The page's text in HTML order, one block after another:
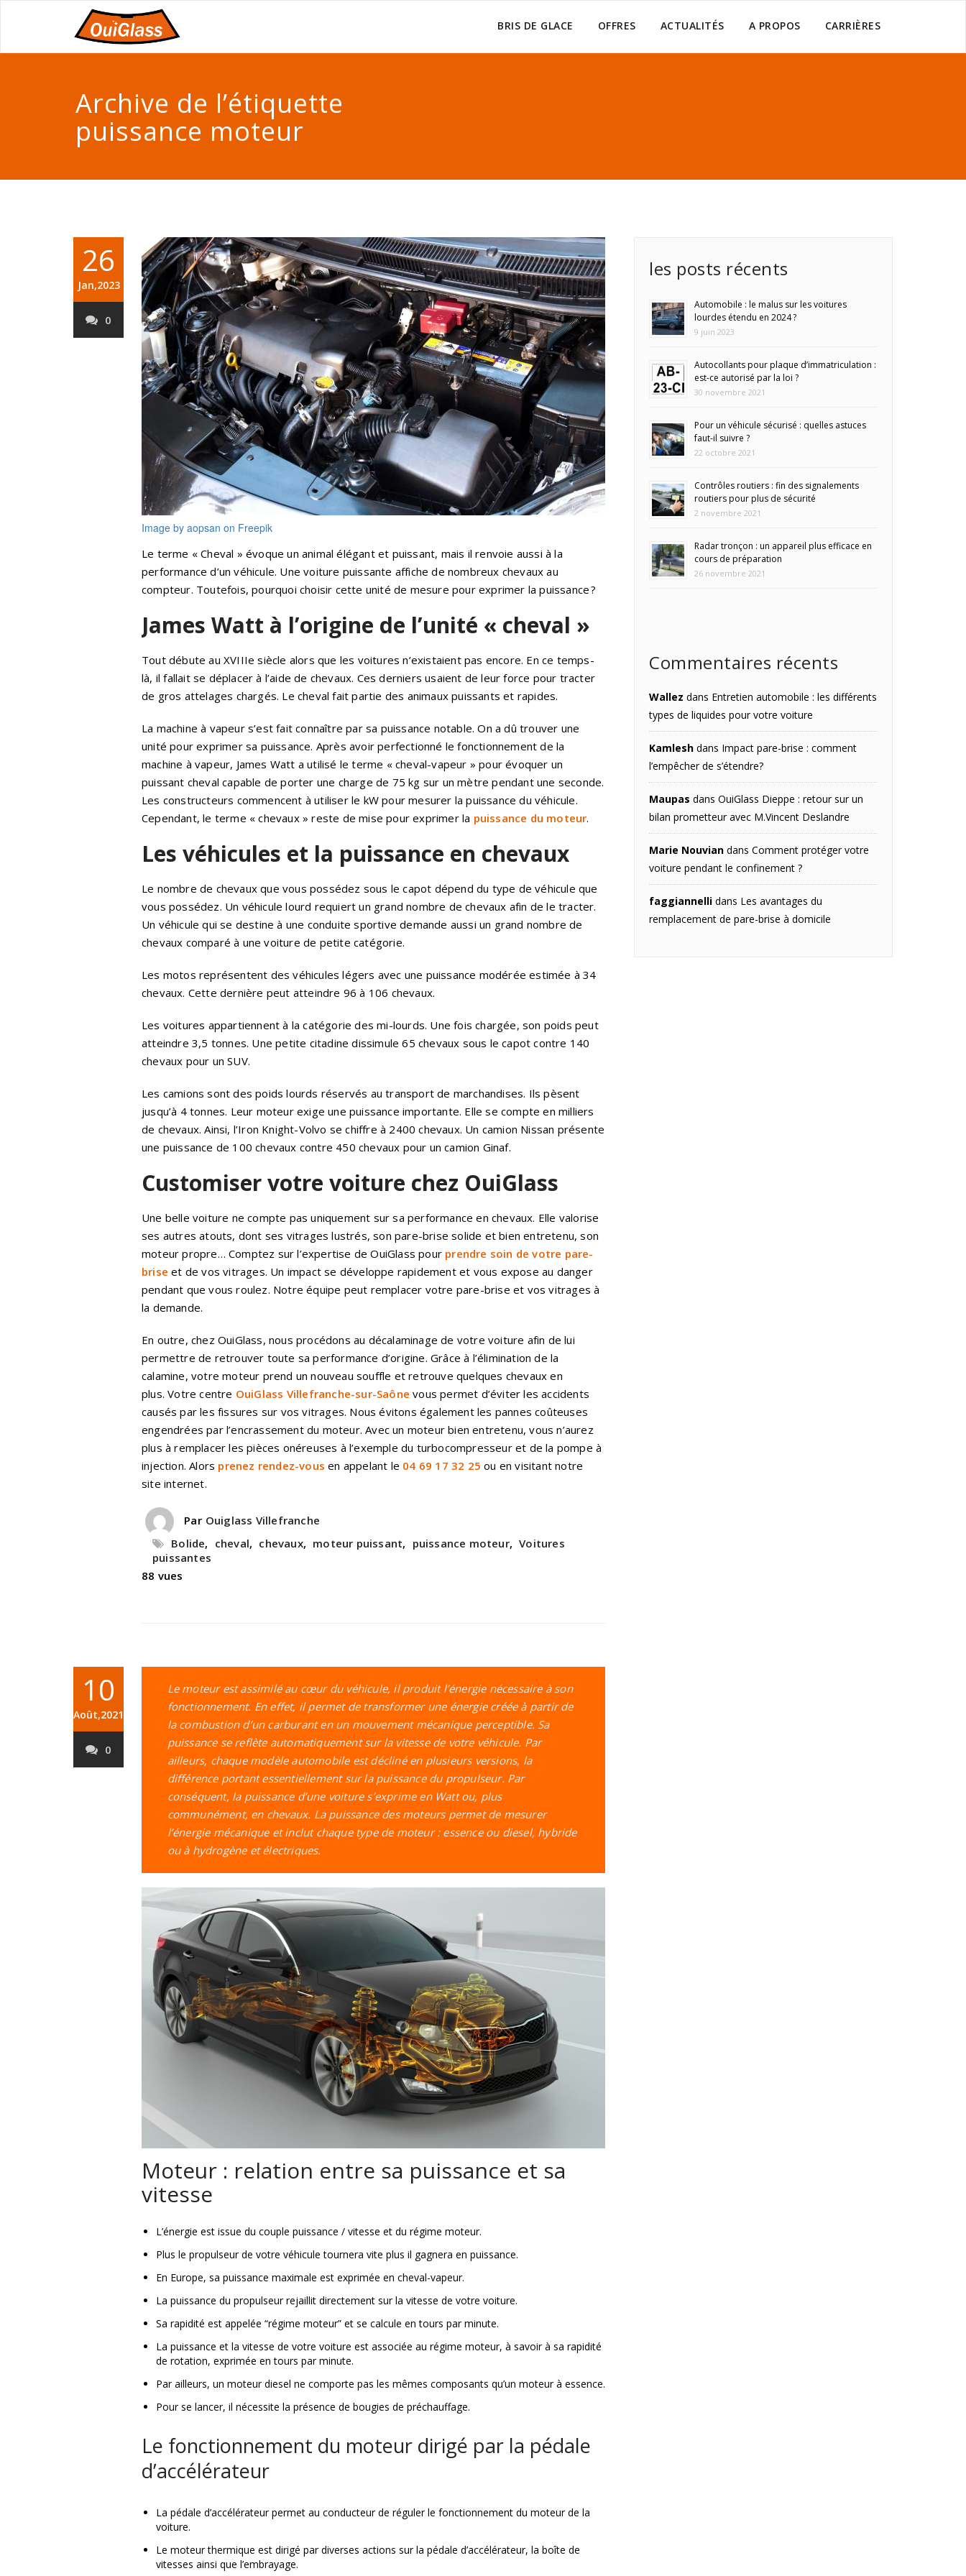
BRIS DE GLACE OFFRES ACTUALITÉS A PROPOS CARRIÈRES
Archive de l’étiquette
puissance moteur
26
Jan,2023
0
Image by aopsan on Freepik
Le terme « Cheval » évoque un animal élégant et puissant, mais il renvoie aussi à la
performance d’un véhicule. Une voiture puissante affiche de nombreux chevaux au
compteur. Toutefois, pourquoi choisir cette unité de mesure pour exprimer la puissance ?
James Watt à l’origine de l’unité « cheval »
Tout débute au XVIIIe siècle alors que les voitures n’existaient pas encore. En ce temps-
là, il fallait se déplacer à l’aide de chevaux. Ces derniers usaient de leur force pour tracter
de gros attelages chargés. Le cheval fait partie des animaux puissants et rapides.
La machine à vapeur s’est fait connaître par sa puissance notable. On a dû trouver une
unité pour exprimer sa puissance. Après avoir perfectionné le fonctionnement de la
machine à vapeur, James Watt a utilisé le terme « cheval-vapeur » pour évoquer un
puissant cheval capable de porter une charge de 75 kg sur un mètre pendant une seconde.
Les constructeurs commencent à utiliser le kW pour mesurer la puissance du véhicule.
Cependant, le terme « chevaux » reste de mise pour exprimer la puissance du moteur.
Les véhicules et la puissance en chevaux
Le nombre de chevaux que vous possédez sous le capot dépend du type de véhicule que
vous possédez. Un véhicule lourd requiert un grand nombre de chevaux afin de le tracter.
Un véhicule qui se destine à une conduite sportive demande aussi un grand nombre de
chevaux comparé à une voiture de petite catégorie.
Les motos représentent des véhicules légers avec une puissance modérée estimée à 34
chevaux. Cette dernière peut atteindre 96 à 106 chevaux.
Les voitures appartiennent à la catégorie des mi-lourds. Une fois chargée, son poids peut
atteindre 3,5 tonnes. Une petite citadine dissimule 65 chevaux sous le capot contre 140
chevaux pour un SUV.
Les camions sont des poids lourds réservés au transport de marchandises. Ils pèsent
jusqu’à 4 tonnes. Leur moteur exige une puissance importante. Elle se compte en milliers
de chevaux. Ainsi, l’Iron Knight-Volvo se chiffre à 2400 chevaux. Un camion Nissan présente
une puissance de 100 chevaux contre 450 chevaux pour un camion Ginaf.
Customiser votre voiture chez OuiGlass
Une belle voiture ne compte pas uniquement sur sa performance en chevaux. Elle valorise
ses autres atouts, dont ses vitrages lustrés, son pare-brise solide et bien entretenu, son
moteur propre… Comptez sur l’expertise de OuiGlass pour prendre soin de votre pare-
brise et de vos vitrages. Un impact se développe rapidement et vous expose au danger
pendant que vous roulez. Notre équipe peut remplacer votre pare-brise et vos vitrages à
la demande.
En outre, chez OuiGlass, nous procédons au décalaminage de votre voiture afin de lui
permettre de retrouver toute sa performance d’origine. Grâce à l’élimination de la
calamine, votre moteur prend un nouveau souffle et retrouve quelques chevaux en
plus. Votre centre OuiGlass Villefranche-sur-Saône vous permet d’éviter les accidents
causés par les fissures sur vos vitrages. Nous évitons également les pannes coûteuses
engendrées par l’encrassement du moteur. Avec un moteur bien entretenu, vous n’aurez
plus à remplacer les pièces onéreuses à l’exemple du turbocompresseur et de la pompe à
injection. Alors prenez rendez-vous en appelant le 04 69 17 32 25 ou en visitant notre
site internet.
Par Ouiglass Villefranche
Bolide, cheval, chevaux, moteur puissant, puissance moteur, Voitures
puissantes
88 vues
10
Août,2021
0
Le moteur est assimilé au cœur du véhicule, il produit l’énergie nécessaire à son
fonctionnement. En effet, il permet de transformer une énergie créée à partir de
la combustion d’un carburant en un mouvement mécanique perceptible. Sa
puissance se reflète automatiquement sur la vitesse de votre véhicule. Par
ailleurs, chaque modèle automobile est décliné en plusieurs versions, la
différence portant essentiellement sur la puissance du propulseur. Par
conséquent, la puissance d’une voiture s’exprime en Watt ou, plus
communément, en chevaux. La puissance des moteurs permet de mesurer
l’énergie mécanique et inclut chaque type de moteur : essence ou diesel, hybride
ou à hydrogène et électriques.
Moteur : relation entre sa puissance et sa
vitesse
L’énergie est issue du couple puissance / vitesse et du régime moteur.
Plus le propulseur de votre véhicule tournera vite plus il gagnera en puissance.
En Europe, sa puissance maximale est exprimée en cheval-vapeur.
La puissance du propulseur rejaillit directement sur la vitesse de votre voiture.
Sa rapidité est appelée “régime moteur” et se calcule en tours par minute.
La puissance et la vitesse de votre voiture est associée au régime moteur, à savoir à sa rapidité
de rotation, exprimée en tours par minute.
Par ailleurs, un moteur diesel ne comporte pas les mêmes composants qu’un moteur à essence.
Pour se lancer, il nécessite la présence de bougies de préchauffage.
Le fonctionnement du moteur dirigé par la pédale
d’accélérateur
La pédale d’accélérateur permet au conducteur de réguler le fonctionnement du moteur de la
voiture.
Le moteur thermique est dirigé par diverses actions sur la pédale d’accélérateur, la boîte de
vitesses ainsi que l’embrayage.
les posts récents
Automobile : le malus sur les voitures
lourdes étendu en 2024 ?
9 juin 2023
Autocollants pour plaque d’immatriculation :
est-ce autorisé par la loi ?
30 novembre 2021
Pour un véhicule sécurisé : quelles astuces
faut-il suivre ?
22 octobre 2021
Contrôles routiers : fin des signalements
routiers pour plus de sécurité
2 novembre 2021
Radar tronçon : un appareil plus efficace en
cours de préparation
26 novembre 2021
Commentaires récents
Wallez dans Entretien automobile : les différents
types de liquides pour votre voiture
Kamlesh dans Impact pare-brise : comment
l’empêcher de s’étendre?
Maupas dans OuiGlass Dieppe : retour sur un
bilan prometteur avec M.Vincent Deslandre
Marie Nouvian dans Comment protéger votre
voiture pendant le confinement ?
faggiannelli dans Les avantages du
remplacement de pare-brise à domicile